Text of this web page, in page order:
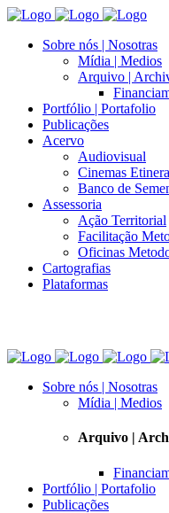
Sobre nós | Nosotras
Mídia | Medios
Arquivo |
Portfólio | Portafolio
Publicações
Acervo
Audiovisual
Cinemas
Banco de
Assessoria
Ação Territorial
Facilitação
Oficinas
Cartografias
Plataformas
Sobre nós | Nosotras
Mídia | Medios
Arquivo |
Portfólio | Portafolio
Publicações